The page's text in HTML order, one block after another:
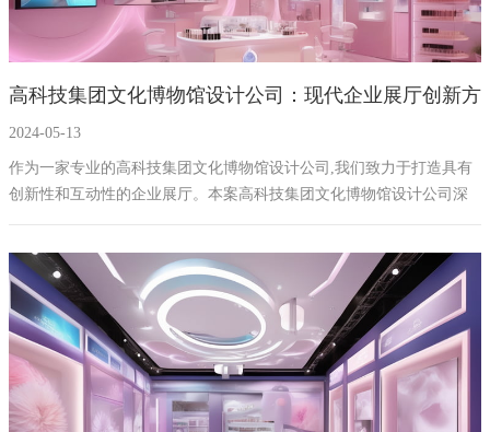
高科技集团文化博物馆设计公司：现代企业展厅创新方
案
2024-05-13
作为一家专业的高科技集团文化博物馆设计公司,我们致力于打造具有
创新性和互动性的企业展厅。本案高科技集团文化博物馆设计公司深
入挖掘企业文化和地域特色,运用数字化、声光电、互动、AI等先进技